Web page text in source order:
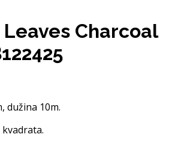
Charcoal
dužina 10m.